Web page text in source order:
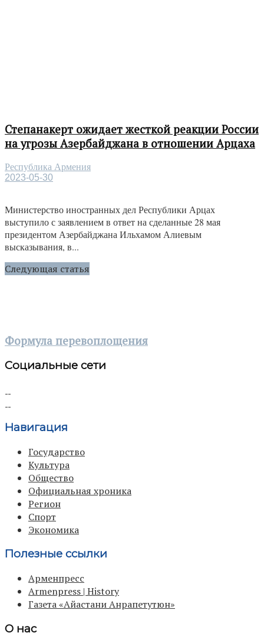
Степанакерт ожидает жесткой реакции России
на угрозы Азербайджана в отношении Арцаха
Республика Армения
2023-05-30
Министерство иностранных дел Республики Арцах
выступило с заявлением в ответ на сделанные 28 мая
президентом Азербайджана Ильхамом Алиевым
высказывания, в...
Следующая статья
Формула перевоплощения
Социальные сети
Навигация
Государство
Культура
Общество
Официальная хроника
Регион
Спорт
Экономика
Полезные ссылки
Арменпресс
Armenpress | History
Газета «Айастани Анрапетутюн»
О нас